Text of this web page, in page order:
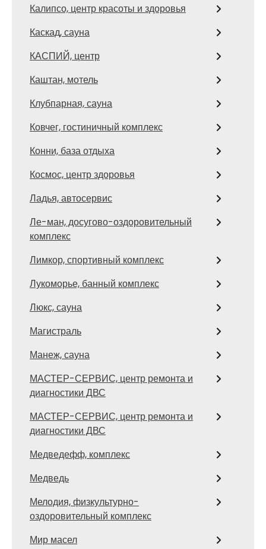
Калипсо, центр красоты и здоровья
Каскад, сауна
КАСПИЙ, центр
Каштан, мотель
Клубпарная, сауна
Ковчег, гостиничный комплекс
Конни, база отдыха
Космос, центр здоровья
Ладья, автосервис
Ле-ман, досугово-оздоровительный
комплекс
Лимкор, спортивный комплекс
Лукоморье, банный комплекс
Люкс, сауна
Магистраль
Манеж, сауна
МАСТЕР-СЕРВИС, центр ремонта и
диагностики ДВС
МАСТЕР-СЕРВИС, центр ремонта и
диагностики ДВС
Медведефф, комплекс
Медведь
Мелодия, физкультурно-
оздоровительный комплекс
Мир масел